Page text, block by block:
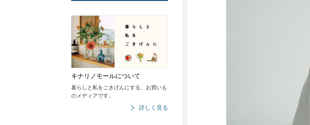
キナリノモールについて
暮らしと私をごきげんにする、お買いも
のメディアです。
詳しく見る